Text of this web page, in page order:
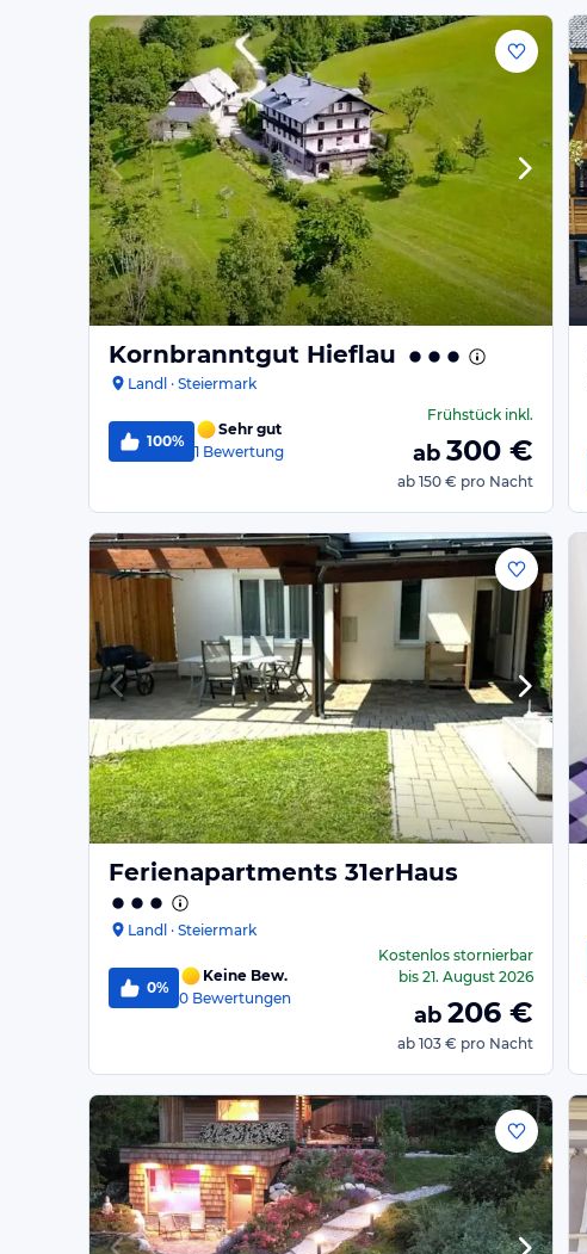
Kornbranntgut Hieflau
Landl · Steiermark
100%
Sehr gut
1 Bewertung
Frühstückinkl.
ab 300 €
ab 150 € pro Nacht
Ferienapartments 31erHaus
Landl · Steiermark
0%
Keine Bew.
0 Bewertungen
Kostenlos stornierbar
bis 21. August 2026
ab 206 €
ab 103 € pro Nacht